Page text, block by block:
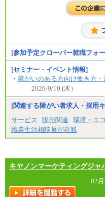
中途：
全職種共通
※居住地、年
※この他に、
す。
※試用期間中も
[参加予定クローバー就職フォ
[セミナー・イベント情報]
・ 障がいのある方向け働き方
2026/9/10 (木）
[関連する障がい者求人・採用
サービス
販売関連 環境・エ
職業生活相談員が在籍
キヤノンマーケティングジャ
02